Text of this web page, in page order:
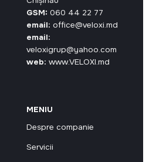
GSM: 060 44 22 77
email: office@veloxi.md
email:
veloxigrup@yahoo.com
web: www.VELOXI.md
MENIU
Despre companie
Servicii